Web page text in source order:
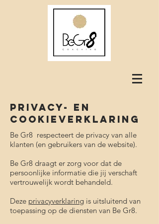
Privacy- en
cookieverklaring
Be Gr8 respecteert de privacy van alle
klanten (en gebruikers van de website).
Be Gr8 draagt er zorg voor dat de
persoonlijke informatie die jij verschaft
vertrouwelijk wordt behandeld.
Deze privacyverklaring is uitsluitend van
toepassing op de diensten van Be Gr8.